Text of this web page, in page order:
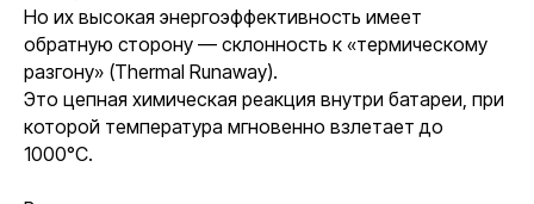
Но их высокая энергоэффективность имеет
обратную сторону — склонность к «термическому
разгону» (Thermal Runaway).
Это цепная химическая реакция внутри батареи, при
которой температура мгновенно взлетает до
1000°C.